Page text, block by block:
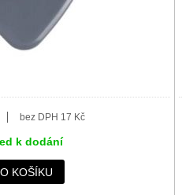
bez DPH 17 Kč
k dodání
KOŠÍKU